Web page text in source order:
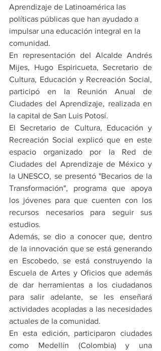
Aprendizaje de Latinoamérica las
políticas públicas que han ayudado a
impulsar una educación integral en la
comunidad.
En representación del Alcalde Andrés
Mijes, Hugo Espiricueta, Secretario de
Cultura, Educación y Recreación Social,
participó en la Reunión Anual de
Ciudades del Aprendizaje, realizada en
la capital de San Luis Potosí.
El Secretario de Cultura, Educación y
Recreación Social explicó que en este
espacio organizado por la Red de
Ciudades del Aprendizaje de México y
la UNESCO, se presentó "Becarios de la
Transformación", programa que apoya
los jóvenes para que cuenten con los
recursos necesarios para seguir sus
estudios.
Además, se dio a conocer que, dentro
de la innovación que se está generando
en Escobedo, se está construyendo la
Escuela de Artes y Oficios que además
de dar herramientas a los ciudadanos
para salir adelante, se les enseñará
actividades acopladas a las necesidades
actuales de la comunidad.
En esta edición, participaron ciudades
como Medellín (Colombia) y una